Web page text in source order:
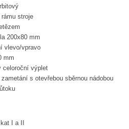
stroje
200x80 mm
vlevo/vpravo
mm
celoroční výplet
s otevřebou sběrnou nádobou
I a II